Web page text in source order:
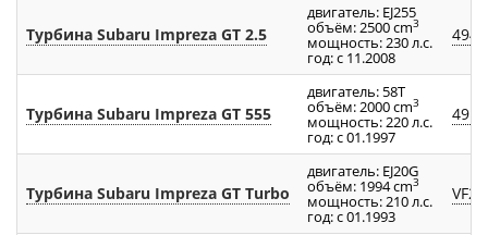
Турбина Subaru Impreza GT 2.5
двигатель: EJ255
объём: 2500 cm3
мощность: 230 л.с.
год: с 11.2008
Турбина Subaru Impreza GT 555
двигатель: 58T
объём: 2000 cm3
мощность: 220 л.с.
год: с 01.1997
Турбина Subaru Impreza GT Turbo
двигатель: EJ20G
объём: 1994 cm3
мощность: 210 л.с.
год: с 01.1993
VF24